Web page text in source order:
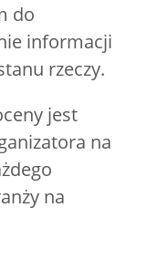
do
informacji
rzeczy.
jest
na
na